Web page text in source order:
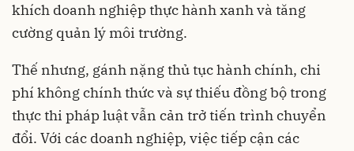
khích doanh nghiệp thực hành xanh và tăng
cường quản lý môi trường.
Thế nhưng, gánh nặng thủ tục hành chính, chi
phí không chính thức và sự thiếu đồng bộ trong
thực thi pháp luật vẫn cản trở tiến trình chuyển
đổi. Với các doanh nghiệp, việc tiếp cận các